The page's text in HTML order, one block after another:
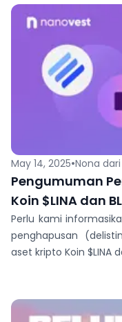
May 14, 2025•Nona
Pengumuman
Koin $LINA dan
Perlu kami
penghapusan
aset kripto Koin $LINA